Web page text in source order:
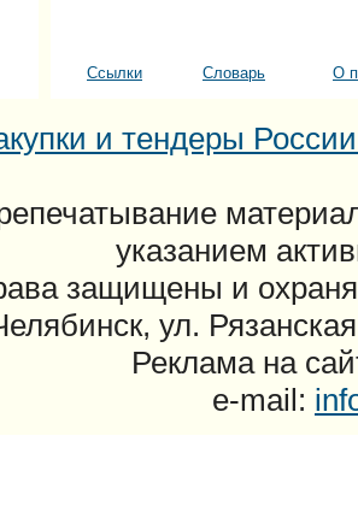
Ссылки Словарь О
и тендеры
указанием
защищены и
ул.
Реклама на
e-mail: